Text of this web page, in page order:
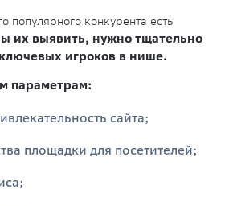
популярного конкурента есть
их выявить, нужно тщательно
игроков в нише.
параметрам:
сайта;
площадки для посетителей;